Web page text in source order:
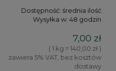
Dostępność: średnia ilość
Wysyłka w: 48 godzin
7,00 zł
( 1 kg = 140,00 zł )
zawiera 5% VAT, bez kosztów
dostawy